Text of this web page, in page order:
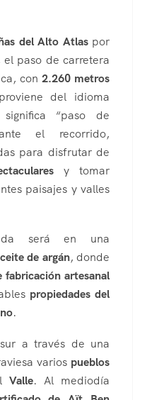
del Alto Atlaspor
el paso de carretera
con 2.260 metros
del idioma
“paso de
el recorrido,
para disfrutar de
y tomar
paisajes y valles
será en una
de argán, donde
fabricación artesanal
propiedades del
.
a través de una
varios pueblos
Valle. Al mediodía